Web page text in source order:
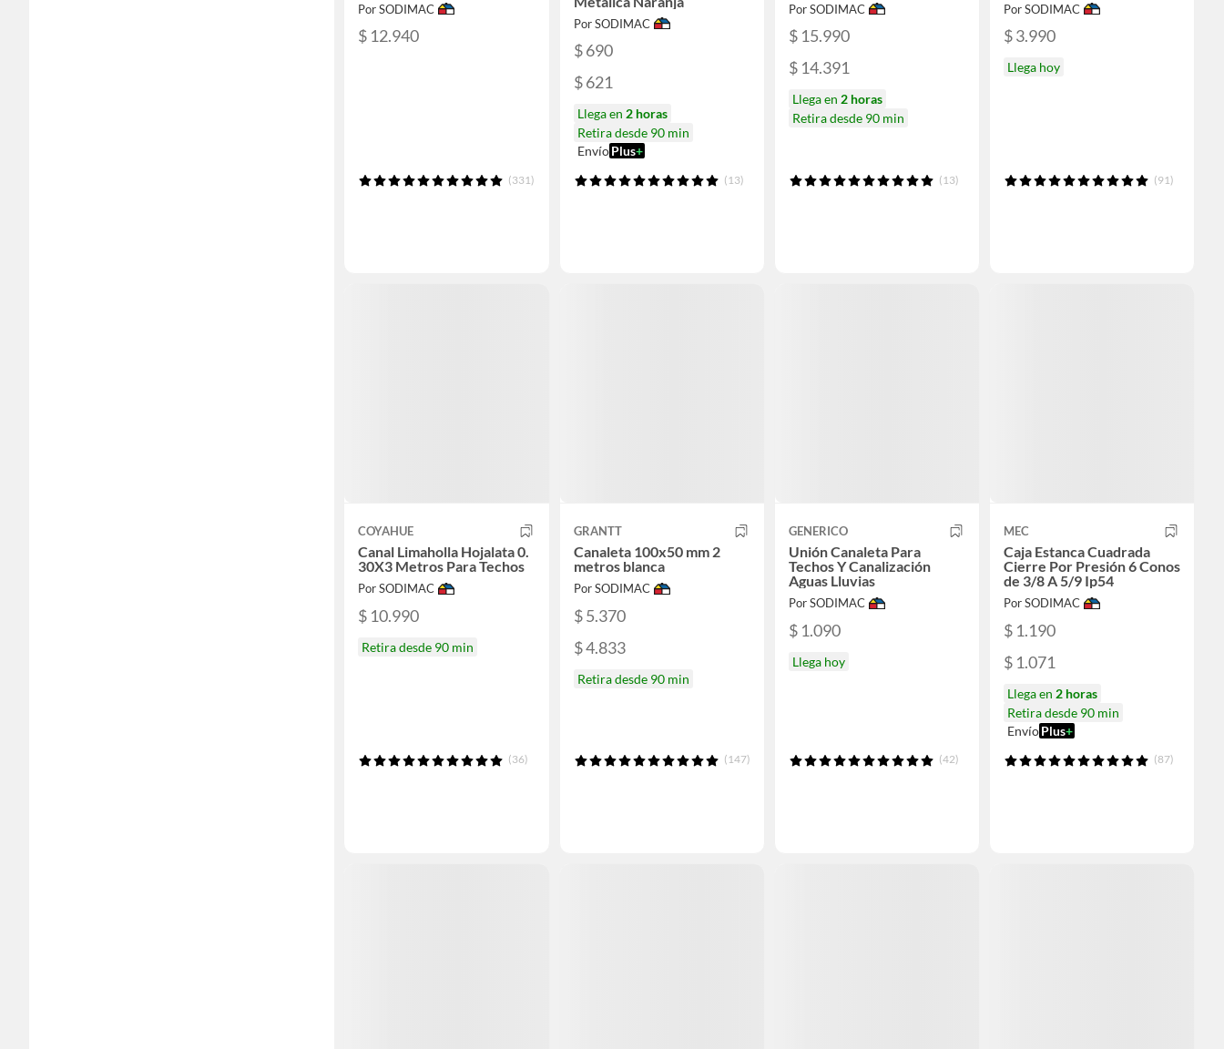
Por SODIMAC
$ 12.940
(331)
Por SODIMAC
$ 690
$ 621
Llega en 2 horas
Retira desde 90 min
Envío Plus+
(13)
Por SODIMAC
$ 15.990
$ 14.391
Llega en 2 horas
Retira desde 90 min
(13)
Por SODIMAC
$ 3.990
Llega hoy
(91)
COYAHUE
Canal Limaholla Hojalata 0.
30X3 Metros Para Techos
Por SODIMAC
$ 10.990
Retira desde 90 min
(36)
GRANTT
Canaleta 100x50 mm 2
metros blanca
Por SODIMAC
$ 5.370
$ 4.833
Retira desde 90 min
(147)
GENERICO
Unión Canaleta Para
Techos Y Canalización
Aguas Lluvias
Por SODIMAC
$ 1.090
Llega hoy
(42)
MEC
Caja Estanca Cuadrada
Cierre Por Presión 6 Conos
de 3/8 A 5/9 Ip54
Por SODIMAC
$ 1.190
$ 1.071
Llega en 2 horas
Retira desde 90 min
EnvíoPlus+
(87)